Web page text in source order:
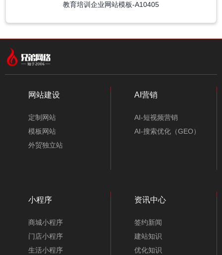
教育培训企业网站模板-A10405
教育培训企业网站模板-A10062
网站建设
定制网站
模板网站
外贸独立站
AI营销
AI-短视频营销
AI-搜索优化（GEO）
小程序
商城小程序
门店小程序
生活小程序
资讯中心
签约新闻
建站知识
优化知识